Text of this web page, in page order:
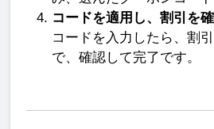
コードを適用し、割引を
コードを入力したら、割
で、確認して完了です。